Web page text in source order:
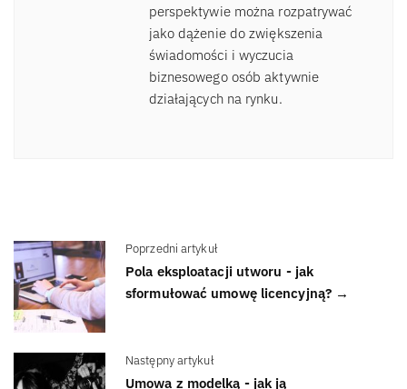
perspektywie można rozpatrywać
jako dążenie do zwiększenia
świadomości i wyczucia
biznesowego osób aktywnie
działających na rynku.
Poprzedni artykuł
Pola eksploatacji utworu - jak
sformułować umowę licencyjną? →
Następny artykuł
Umowa z modelką - jak ją